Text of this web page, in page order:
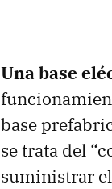
Una base
base
se trata del
suministrar